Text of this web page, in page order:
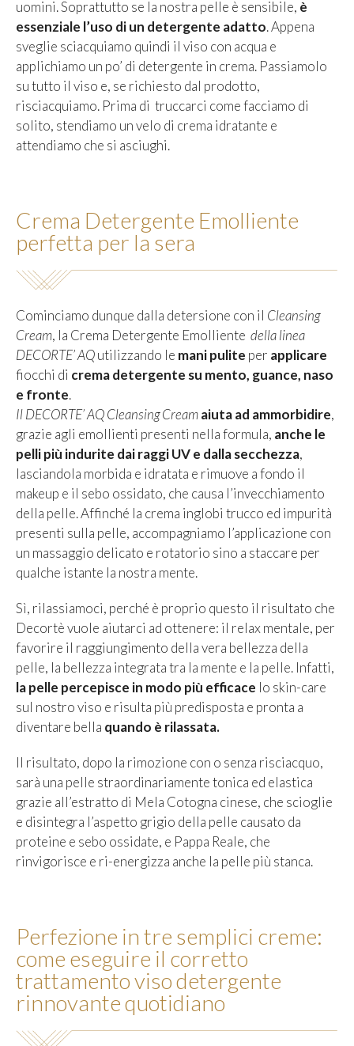
uomini. Soprattutto se la nostra pelle è sensibile, è
essenziale l’uso di un detergente adatto. Appena
sveglie sciacquiamo quindi il viso con acqua e
applichiamo un po’ di detergente in crema. Passiamolo
su tutto il viso e, se richiesto dal prodotto,
risciacquiamo. Prima di truccarci come facciamo di
solito, stendiamo un velo di crema idratante e
attendiamo che si asciughi.
Crema Detergente Emolliente
perfetta per la sera
Cominciamo dunque dalla detersione con il Cleansing
Cream, la Crema Detergente Emolliente della linea
DECORTE’ AQutilizzando le mani pulite per applicare
fiocchi di crema detergente su mento, guance, naso
e fronte.
IlDECORTE’ AQ Cleansing Creamaiuta ad ammorbidire,
grazie agli emollienti presenti nella formula, anche le
pelli più indurite dai raggi UV e dalla secchezza,
lasciandola morbida e idratata e rimuove a fondo il
makeup e il sebo ossidato, che causa l’invecchiamento
della pelle. Affinché la crema inglobi trucco ed impurità
presenti sulla pelle, accompagniamo l’applicazione con
un massaggio delicato e rotatorio sino a staccare per
qualche istante la nostra mente.
Sì, rilassiamoci, perché è proprio questo il risultato che
Decortè vuole aiutarci ad ottenere: il relax mentale, per
favorire il raggiungimento della vera bellezza della
pelle, la bellezza integrata tra la mente e la pelle. Infatti,
la pelle percepisce in modo più efficace lo skin-care
sul nostro viso e risulta più predisposta e pronta a
diventare bella quando è rilassata.
Il risultato, dopo la rimozione con o senza risciacquo,
sarà una pelle straordinariamente tonica ed elastica
grazie all’estratto di Mela Cotogna cinese, che scioglie
e disintegra l’aspetto grigio della pelle causato da
proteine e sebo ossidate, e Pappa Reale, che
rinvigorisce e ri-energizza anche la pelle più stanca.
Perfezione in tre semplici creme:
come eseguire il corretto
trattamento viso detergente
rinnovante quotidiano